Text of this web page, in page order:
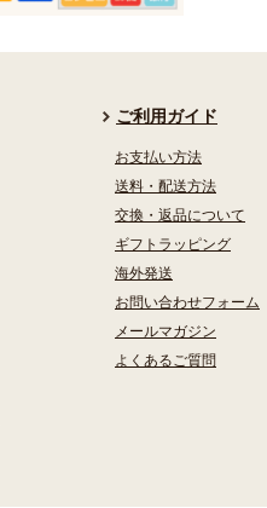
ご利用ガイド
お支払い方法
送料・配送方法
交換・返品について
ギフトラッピング
海外発送
お問い合わせフォーム
メールマガジン
よくあるご質問